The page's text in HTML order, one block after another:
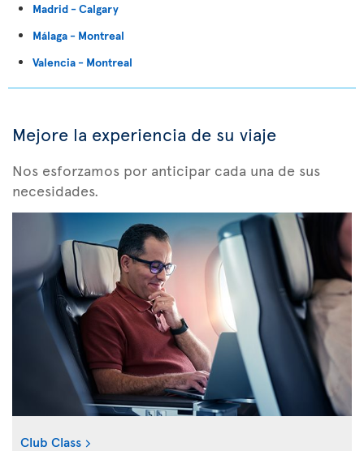
Madrid - Calgary
Málaga - Montreal
Valencia - Montreal
Mejore la experiencia de su viaje
Nos esforzamos por anticipar cada una de sus
necesidades.
Club Class